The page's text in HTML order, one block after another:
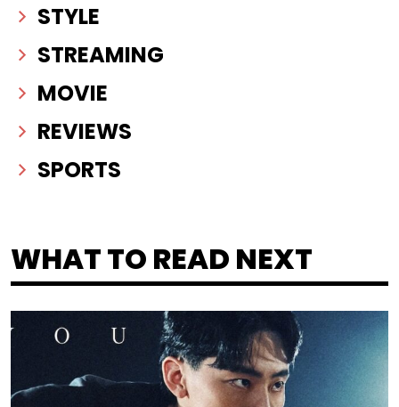
STYLE
STREAMING
MOVIE
REVIEWS
SPORTS
WHAT TO READ NEXT